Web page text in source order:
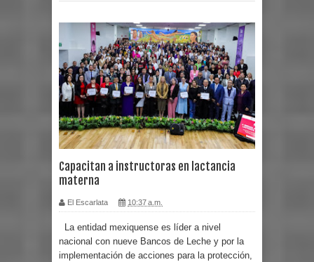
Capacitan a instructoras en lactancia
materna
El Escarlata 10:37 a.m.
La entidad mexiquense es líder a nivel
nacional con nueve Bancos de Leche y por la
implementación de acciones para la protección,